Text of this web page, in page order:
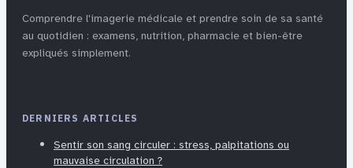
Comprendre l'imagerie médicale et prendre soin de sa santé
au quotidien : examens, nutrition, pharmacie et bien-être
expliqués simplement.
DERNIERS ARTICLES
Sentir son sang circuler : stress, palpitations ou
mauvaise circulation ?